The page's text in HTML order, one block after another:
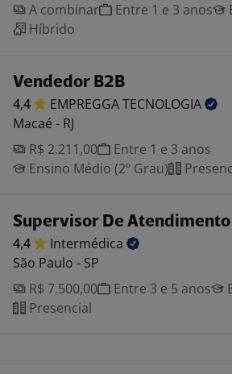
A combinar
Entre 1 e 3 anos
Híbrido
Vendedor B2B
4,4 EMPREGGATECNOLOGIA
Macaé - RJ
R$ 2.211,00
Entre 1 e 3 anos
Ensino Médio (2º Grau)
Supervisor De Atendimento
4,4
Intermédica
São Paulo - SP
R$ 7.500,00
Entre 3 e 5 anos
Presencial